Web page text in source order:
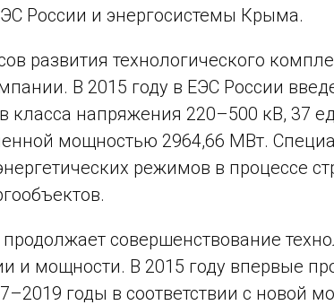
России и энергосистемы Крыма.
развития технологического
В 2015 году в ЕЭС России
класса напряжения 220–500 кВ, 37
мощностью 2964,66 МВт.
режимов в процессе
совершенствование
и мощности. В 2015 году впервые
годы в соответствии с новой